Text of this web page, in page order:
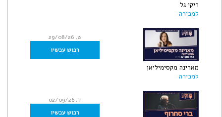
ריקי גל
למכירה
מארינה מקסימיליאן
למכירה
ש, 29/08/26
רכוש עכשיו
ד, 02/09/26
רכוש עכשיו